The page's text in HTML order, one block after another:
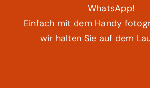
WhatsApp!
Einfach mit dem Handy
wir halten Sie auf dem